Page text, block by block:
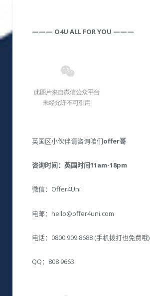
——— O4U ALLFOR YOU ———
英国区小伙伴请咨询咱们offer哥
咨询时间：英国时间11am-18pm
微信：Offer4Uni
电邮：hello@offer4uni.com
电话：0800 909 8688 (手机拨打也免费哦)
QQ：808 9663